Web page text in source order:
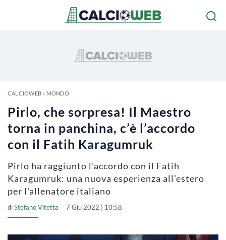
CALCIOWEB» MONDO
Pirlo, che sorpresa! Il Maestro
torna in panchina, c’è l’accordo
con il Fatih Karagumruk
Pirlo ha raggiunto l'accordo con il Fatih
Karagumruk: una nuova esperienza all'estero
per l'allenatore italiano
diStefano Vitetta 7 Giu 2022 | 10:58